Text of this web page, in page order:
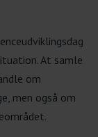
At samle
om
men også om